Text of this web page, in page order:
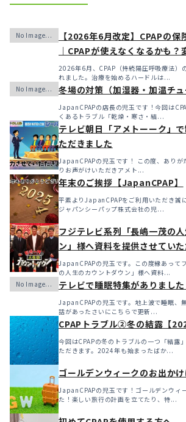
【2026年6月改定】CPAPの
｜CPAPが使えなくなるかも？
メリットと「購入」という選
2026年6月、CPAP（持続陽圧呼吸療法）
れました。治療を始めるハードルは...
冬場の対策（加湿器・加温チ
JapanCPAPの店長の児玉です！今回は
くあるトラブル「乾燥・寒さ・結...
テレビ朝日「アメトーーク」
ただきました
JapanCPAPの児玉です！ この度、ありがたいことにテレビ朝日様よ
りお声がけいただきアメト...
年末のご挨拶【JapanCPAP】
平素よりJapanCPAPをご利用いただき誠
ジャパンシーパップ株式会社の児...
フジテレビ系列「長嶋一茂の
ン」様へ資料を提供させていた
JapanCPAPの児玉です。この度縁あって
の人生のカウントダウン」様へ資料...
テレビで睡眠特集がありました
JapanCPAPの児玉です。地上波で睡眠、
話があったさいにこちらで更新...
CPAPトラブル②冬の結露【
今回はCPAPの冬のトラブルの一つ「結露
ただきます。2024年も始まったばか...
ゴールデンウィークのお出か
JapanCPAPの児玉です！ゴールデンウィ
た！楽しい旅行の計画を立てたり、特...